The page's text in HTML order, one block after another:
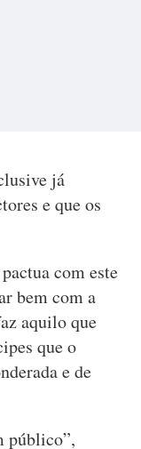
já
e que os
com este
bem com a
aquilo que
que o
e de
público”,